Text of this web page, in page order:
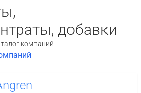
добавки
компаний